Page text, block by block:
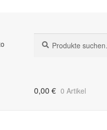
nach:
0,00 € 0 Artikel